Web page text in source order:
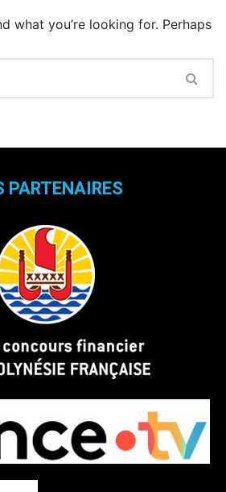
what you’re looking for. Perhaps
PARTENAIRES